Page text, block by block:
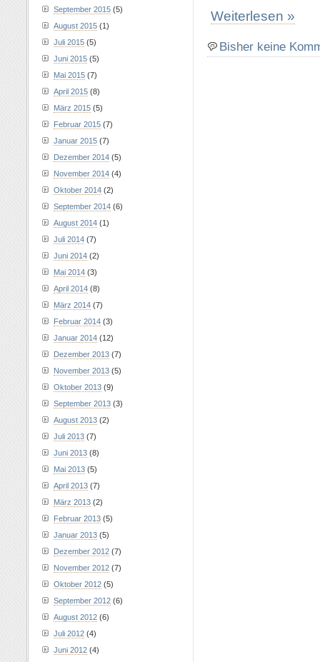
Weiterlesen »
Bisher keine
September 2015 (5)
August 2015 (1)
Juli 2015 (5)
Juni 2015 (5)
Mai 2015 (7)
April 2015 (8)
März 2015 (5)
Februar 2015 (7)
Januar 2015 (7)
Dezember 2014 (5)
November 2014 (4)
Oktober 2014 (2)
September 2014 (6)
August 2014 (1)
Juli 2014 (7)
Juni 2014 (2)
Mai 2014 (3)
April 2014 (8)
März 2014 (7)
Februar 2014 (3)
Januar 2014 (12)
Dezember 2013 (7)
November 2013 (5)
Oktober 2013 (9)
September 2013 (3)
August 2013 (2)
Juli 2013 (7)
Juni 2013 (8)
Mai 2013 (5)
April 2013 (7)
März 2013 (2)
Februar 2013 (5)
Januar 2013 (5)
Dezember 2012 (7)
November 2012 (7)
Oktober 2012 (5)
September 2012 (6)
August 2012 (6)
Juli 2012 (4)
Juni 2012 (4)